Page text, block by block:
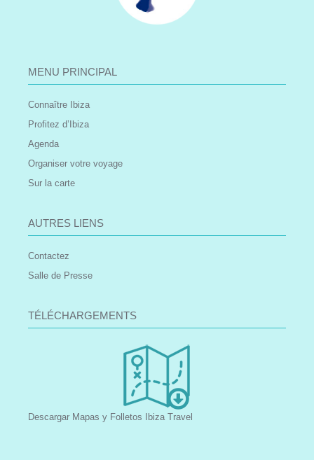
MENU PRINCIPAL
Connaître Ibiza
Profitez d’Ibiza
Agenda
Organiser votre voyage
Sur la carte
AUTRES LIENS
Contactez
Salle de Presse
TÉLÉCHARGEMENTS
Descargar Mapas y Folletos Ibiza Travel